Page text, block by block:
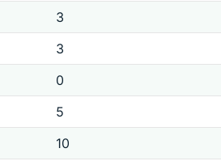
3
3
0
5
10